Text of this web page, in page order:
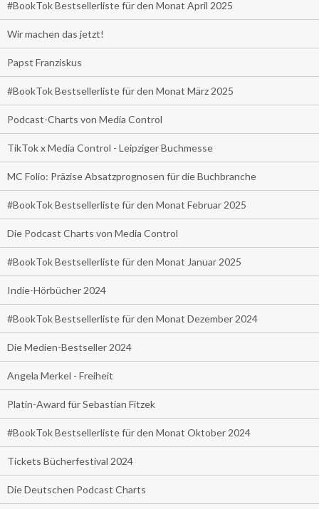
#BookTok Bestsellerliste für den Monat April 2025
Wir machen das jetzt!
Papst Franziskus
#BookTok Bestsellerliste für den Monat März 2025
Podcast-Charts von Media Control
TikTok x Media Control - Leipziger Buchmesse
MC Folio: Präzise Absatzprognosen für die Buchbranche
#BookTok Bestsellerliste für den Monat Februar 2025
Die Podcast Charts von Media Control
#BookTok Bestsellerliste für den Monat Januar 2025
Indie-Hörbücher 2024
#BookTok Bestsellerliste für den Monat Dezember 2024
Die Medien-Bestseller 2024
Angela Merkel - Freiheit
Platin-Award für Sebastian Fitzek
#BookTok Bestsellerliste für den Monat Oktober 2024
Tickets Bücherfestival 2024
Die Deutschen Podcast Charts